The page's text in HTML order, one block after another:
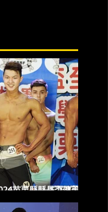
苗栗縣縣長盃健美
名倒數中